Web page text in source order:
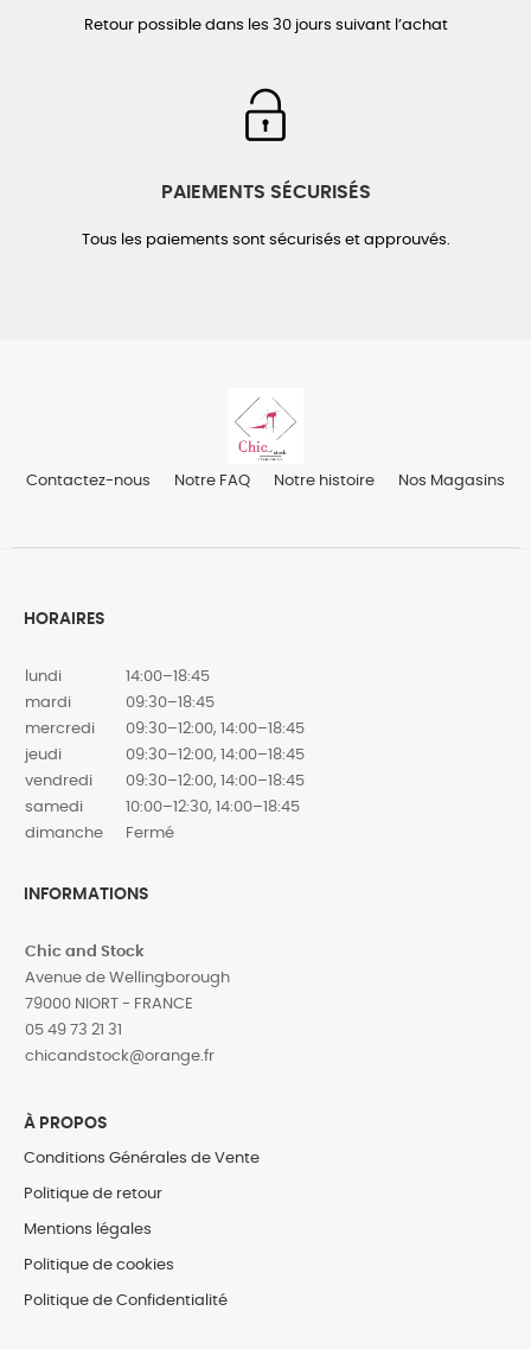
Retour possible dans les 30 jours suivant l’achat
PAIEMENTS SÉCURISÉS
Tous les paiements sont sécurisés et approuvés.
Contactez-nous Notre FAQ Notre histoire Nos Magasins
HORAIRES
lundi
14:00–18:45
mardi
09:30–18:45
mercredi
09:30–12:00, 14:00–18:45
jeudi
09:30–12:00, 14:00–18:45
vendredi
09:30–12:00, 14:00–18:45
samedi
10:00–12:30, 14:00–18:45
dimanche
Fermé
INFORMATIONS
Chic and Stock
Avenue de Wellingborough
79000 NIORT - FRANCE
05 49 73 21 31
‎chicandstock@orange.fr
À PROPOS
Conditions Générales de Vente
Politique de retour
Mentions légales
Politique de cookies
Politique de Confidentialité